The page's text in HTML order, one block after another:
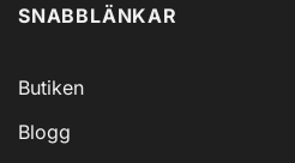
SNABBLÄNKAR
Butiken
Blogg